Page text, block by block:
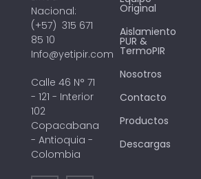
Nacional:
(+57) 315 671
85 10
Info@yetipir.com
Calle 46 N° 71
- 121 - Interior
102
Copacabana
- Antioquia -
Colombia
Original
Aislamiento
PUR &
TermoPIR
Nosotros
Contacto
Productos
Descargas